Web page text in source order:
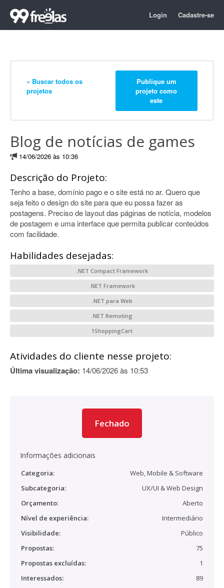
Login Cadastre-se
« Buscar todos os
projetos
Publique um
projeto como
este
Blog de notícias de games
14/06/2026 às 10:36
Descrição do Projeto:
Tenho a base, domínio pago e o site está no ar. Quero que
seja feito o design do site para que eu possa fazer as
postagens. Preciso de layout das páginas de notícia, modelos
de postagem e uma interface que permita publicar conteúdos
com facilidade.
Habilidades desejadas:
.NET Compact Framework
.NET Framework
.NET para Web
.NET Remoting
1ShoppingCart
Atividades do cliente nesse projeto:
Última visualização: 14/06/2026 às 10:53
Fechado
Informações adicionais
Categoria:
Web, Mobile & Software
Subcategoria:
UX/UI & Web Design
Orçamento:
Aberto
Nível de experiência:
Intermediário
Visibilidade:
Público
Propostas:
75
Propostas excluídas:
1
Interessados:
89